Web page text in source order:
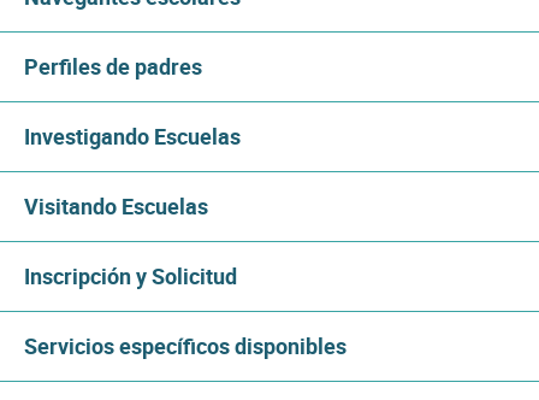
Perfiles de padres
Investigando Escuelas
Visitando Escuelas
Inscripción y Solicitud
Servicios específicos disponibles